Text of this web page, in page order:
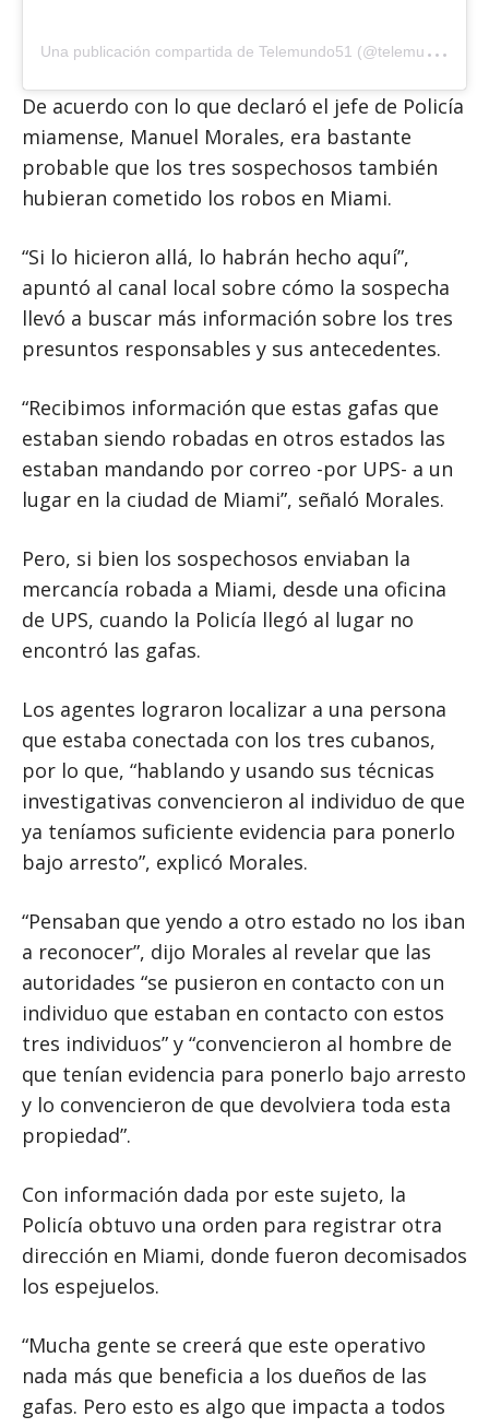
U
na publicación compartida de Telemundo51 (@telemundo51)
De acuerdo con lo que declaró el jefe de Policía
miamense, Manuel Morales, era bastante
probable que los tres sospechosos también
hubieran cometido los robos en Miami.
“Si lo hicieron allá, lo habrán hecho aquí”,
apuntó al canal local sobre cómo la sospecha
llevó a buscar más información sobre los tres
presuntos responsables y sus antecedentes.
“Recibimos información que estas gafas que
estaban siendo robadas en otros estados las
estaban mandando por correo -por UPS- a un
lugar en la ciudad de Miami”, señaló Morales.
Pero, si bien los sospechosos enviaban la
mercancía robada a Miami, desde una oficina
de UPS, cuando la Policía llegó al lugar no
encontró las gafas.
Los agentes lograron localizar a una persona
que estaba conectada con los tres cubanos,
por lo que, “hablando y usando sus técnicas
investigativas convencieron al individuo de que
ya teníamos suficiente evidencia para ponerlo
bajo arresto”, explicó Morales.
“Pensaban que yendo a otro estado no los iban
a reconocer”, dijo Morales al revelar que las
autoridades “se pusieron en contacto con un
individuo que estaban en contacto con estos
tres individuos” y “convencieron al hombre de
que tenían evidencia para ponerlo bajo arresto
y lo convencieron de que devolviera toda esta
propiedad”.
Con información dada por este sujeto, la
Policía obtuvo una orden para registrar otra
dirección en Miami, donde fueron decomisados
los espejuelos.
“Mucha gente se creerá que este operativo
nada más que beneficia a los dueños de las
gafas. Pero esto es algo que impacta a todos